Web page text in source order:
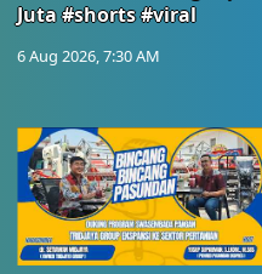
Juta #shorts #viral
6 Aug 2026, 7:30 AM